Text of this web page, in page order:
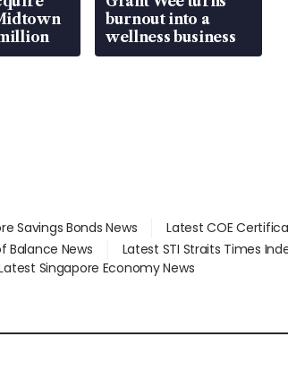
burnout into a
wellness business
Savings Bonds News
Latest COE
Balance News
Latest STI Straits Times
Singapore Economy News